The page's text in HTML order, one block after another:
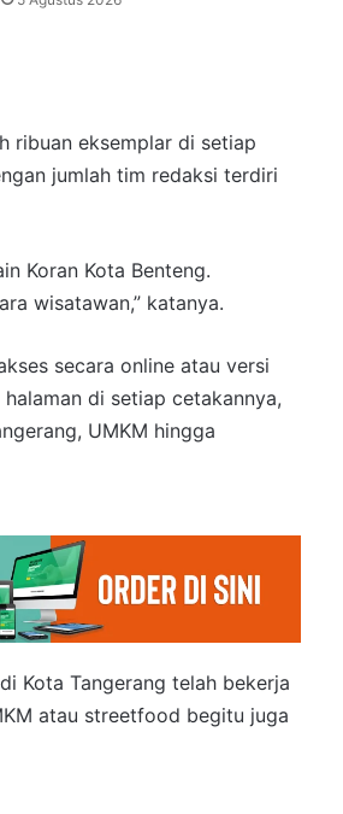
ribuan eksemplar di setiap
jumlah tim redaksi terdiri
Koran Kota Benteng.
wisatawan,” katanya.
secara online atau versi
di setiap cetakannya,
UMKM hingga
Kota Tangerang telah bekerja
atau streetfood begitu juga